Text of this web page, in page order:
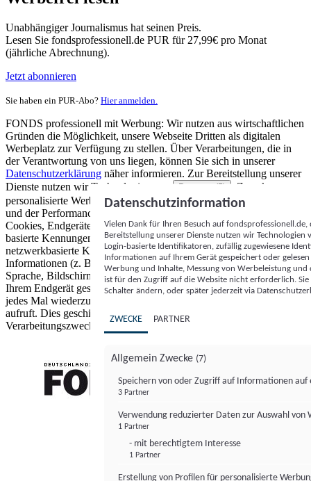
Unabhängiger Journalismus hat seinen Preis.
Lesen Sie fondsprofessionell.de PUR für 27,99€ pro Monat
(jährliche Abrechnung).
Jetzt abonnieren
Sie haben ein PUR-Abo? Hier anmelden.
FONDS professionell mit Werbung: Wir nutzen aus wirtschaftlichen
Gründen die Möglichkeit, unsere Webseite Dritten als digitalen
Werbeplatz zur Verfügung zu stellen. Über Verarbeitungen, die in
der Verantwortung von uns liegen, können Sie sich in unserer
Datenschutzerklärung näher informieren. Zur Bereitstellung unserer
Dienste nutzen wir Technologien von
Partnern (5)
. Zwecke:
personalisierte Werbung und Inhalte, Messung von Werbeleistung
und der Performance von Inhalten sowie Zielgruppenforschung.
Cookies, Endgeräte- oder ähnliche Online-Kennungen (z. B. login-
basierte Kennungen, zufällig generierte Kennungen,
netzwerkbasierte Kennungen) können zusammen mit anderen
Informationen (z. B. Browsertyp und Browserinformationen,
Sprache, Bildschirmgröße, unterstützte Technologien usw.) auf
Ihrem Endgerät gespeichert oder von dort ausgelesen werden, um es
jedes Mal wiederzuerkennen, wenn es eine App oder einer Webseite
aufruft. Dies geschieht für einen oder mehrere der hier aufgeführten
Verarbeitungszwecke.
Datenschutzinformation
Vielen Dank für Ihren Besuch auf
Bereitstellung unserer Dienste nutzen wir Technologien
Login-basierte Identifikatoren, zufällig zugewiesene
Informationen auf Ihrem Gerät gespeichert oder
Werbung und Inhalte, Messung von Werbeleistung
ist für den Zugriff auf die Website nicht erforderlich.
Schalter ändern, oder später jederzeit via
ZWECKE PARTNER
Allgemein Zwecke (7)
Speichern von oder Zugriff auf Informationen auf
3 Partner
Verwendung reduzierter Daten zur Auswahl von
1 Partner
- mit berechtigtem Interesse
1 Partner
Erstellung von Profilen für personalisierte
FONDS professionell